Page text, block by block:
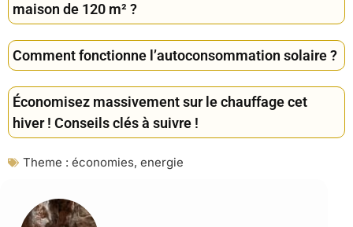
maison de 120 m² ?
Comment fonctionne l’autoconsommation solaire ?
Économisez massivement sur le chauffage cet
hiver ! Conseils clés à suivre !
Theme : économies, energie